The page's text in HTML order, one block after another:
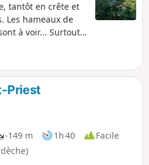
tantôt en crête et
Les hameaux de
à voir... Surtout
Priest
-149 m 1h 40
Facile